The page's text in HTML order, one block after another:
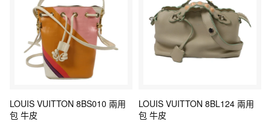
LOUIS VUITTON 8BS010 兩用
包 牛皮
LOUIS VUITTON 8BL124 兩用
包 牛皮